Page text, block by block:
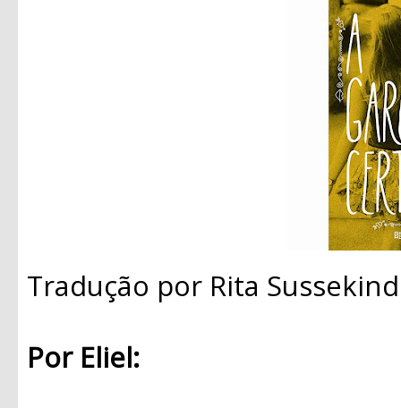
Tradução por Rita Sussekind
Por Eliel: